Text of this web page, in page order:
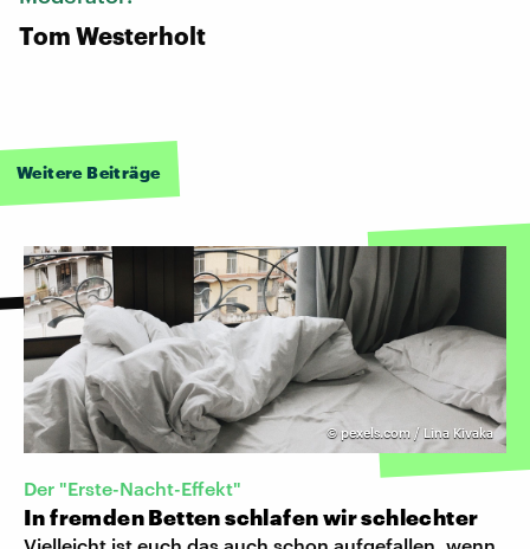
Tom Westerholt
Weitere Beiträge
© pexels.com / Lina Kivaka
Der "Erste-Nacht-Effekt"
In fremden Betten schlafen wir schlechter